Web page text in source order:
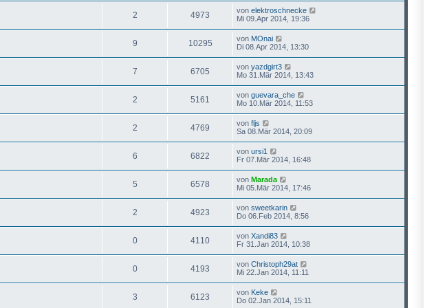
2 4973 von elektroschnecke
Mi 09.Apr 2014, 19:36
9 10295 von MOnai
Di 08.Apr 2014, 13:30
7 6705 von yazdgirt3
Mo 31.Mär 2014, 13:43
2 5161 von guevara_che
Mo 10.Mär 2014, 11:53
2 4769 von fljs
Sa 08.Mär 2014, 20:09
6 6822 von ursi1
Fr 07.Mär 2014, 16:48
5 6578 von Marada
Mi 05.Mär 2014, 17:46
2 4923 von sweetkarin
Do 06.Feb 2014, 8:56
0 4110 von Xandi83
Fr 31.Jan 2014, 10:38
0 4193 von Christoph29at
Mi 22.Jan 2014, 11:11
3 6123 von Keke
Do 02.Jan 2014, 15:11